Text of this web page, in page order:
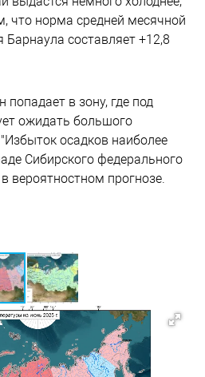
что норма средней месячной
составляет +12,8
в зону, где под
ожидать большого
осадков наиболее
Сибирского федерального
вероятностном прогнозе.